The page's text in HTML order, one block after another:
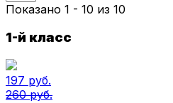
Показано 1 - 10 из 10
1-й класс
197 руб.
260 руб.